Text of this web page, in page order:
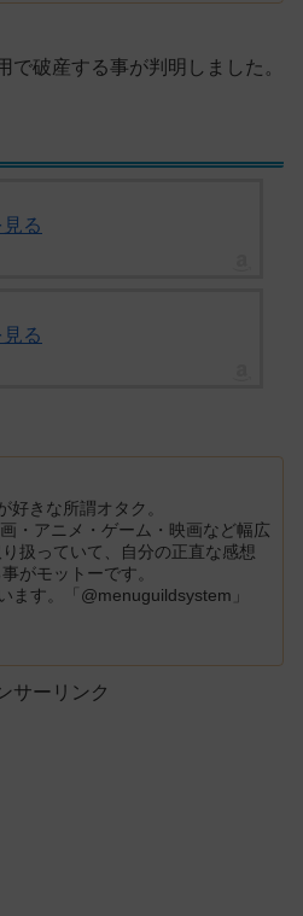
破産する事が判明しました。
る
る
好きな所謂オタク。
・アニメ・ゲーム・映画など幅広
扱っていて、自分の正直な感想
がモットーです。
ます。「@menuguildsystem」
サーリンク